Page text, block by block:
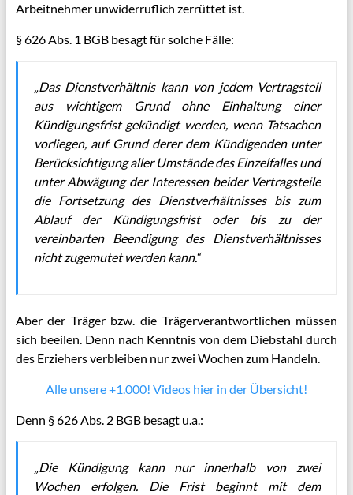
Arbeitnehmer unwiderruflich zerrüttet ist.
§ 626 Abs. 1 BGB besagt für solche Fälle:
„Das Dienstverhältnis kann von jedem Vertragsteil
aus wichtigem Grund ohne Einhaltung einer
Kündigungsfrist gekündigt werden, wenn Tatsachen
vorliegen, auf Grund derer dem Kündigenden unter
Berücksichtigung aller Umstände des Einzelfalles und
unter Abwägung der Interessen beider Vertragsteile
die Fortsetzung des Dienstverhältnisses bis zum
Ablauf der Kündigungsfrist oder bis zu der
vereinbarten Beendigung des Dienstverhältnisses
nicht zugemutet werden kann.“
Aber der Träger bzw. die Trägerverantwortlichen müssen
sich beeilen. Denn nach Kenntnis von dem Diebstahl durch
des Erziehers verbleiben nur zwei Wochen zum Handeln.
Alle unsere +1.000! Videos hier in der Übersicht!
Denn § 626 Abs. 2 BGB besagt u.a.:
„Die Kündigung kann nur innerhalb von zwei
Wochen erfolgen. Die Frist beginnt mit dem